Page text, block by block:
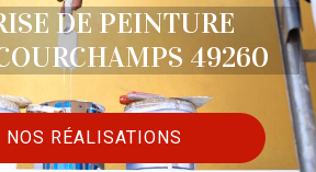
DE PEINTURE
49260
NOS RÉALISATIONS